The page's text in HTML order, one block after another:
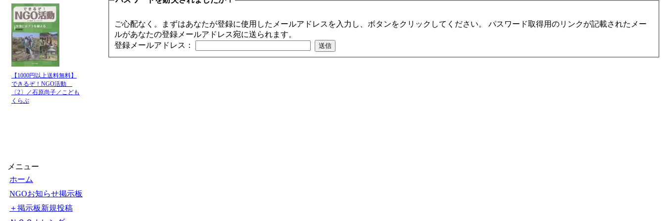
【1000円以上送料無料】
できるぞ！NGO活動
〔2〕／石原尚子／こども
くらぶ
メニュー
ホーム
NGOお知らせ掲示板
＋掲示板新規投稿
ご心配なく。まずはあなたが登録に使用したメールアドレスを入力し、ボタンをクリックしてください。 パスワード取得用のリンクが記載されたメー
ルがあなたの登録メールアドレス宛に送られます。
登録メールアドレス：